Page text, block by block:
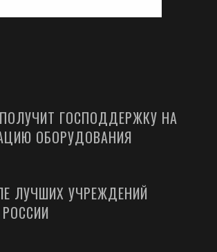
ГОСПОДДЕРЖКУ НА
ОБОРУДОВАНИЯ
ЛУЧШИХ УЧРЕЖДЕНИЙ